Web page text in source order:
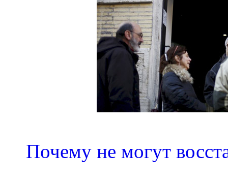
Почему не могут